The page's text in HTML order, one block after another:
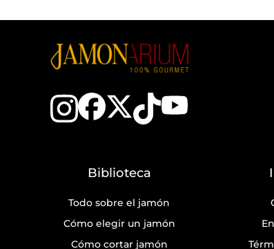
Biblioteca
Todo sobre el jamón
Cómo elegir un jamón
Cómo cortar jamón